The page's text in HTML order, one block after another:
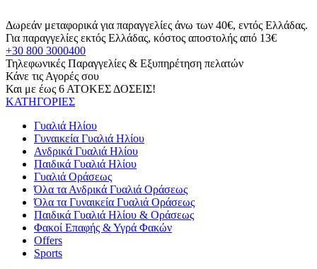
Δωρεάν μεταφορικά για παραγγελίες άνω των 40€, εντός Ελλάδας.
Για παραγγελίες εκτός Ελλάδας, κόστος αποστολής από 13€
+30 800 3000400
Τηλεφωνικές Παραγγελίες & Εξυπηρέτηση πελατών
Κάνε τις Αγορές σου
Και με έως 6 ΑΤΟΚΕΣ ΔΟΣΕΙΣ!
ΚΑΤΗΓΟΡΙΕΣ
Γυαλιά Ηλίου
Γυναικεία Γυαλιά Ηλίου
Ανδρικά Γυαλιά Ηλίου
Παιδικά Γυαλιά Ηλίου
Γυαλιά Οράσεως
Όλα τα Ανδρικά Γυαλιά Οράσεως
Όλα τα Γυναικεία Γυαλιά Οράσεως
Παιδικά Γυαλιά Ηλίου & Οράσεως
Φακοί Επαφής & Υγρά Φακών
Offers
Sports